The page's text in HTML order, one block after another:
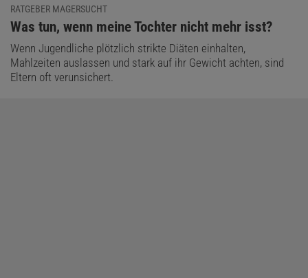
RATGEBER MAGERSUCHT
:
Was tun, wenn meine Tochter nicht mehr isst?
Wenn Jugendliche plötzlich strikte Diäten einhalten,
Mahlzeiten auslassen und stark auf ihr Gewicht achten, sind
Eltern oft verunsichert.